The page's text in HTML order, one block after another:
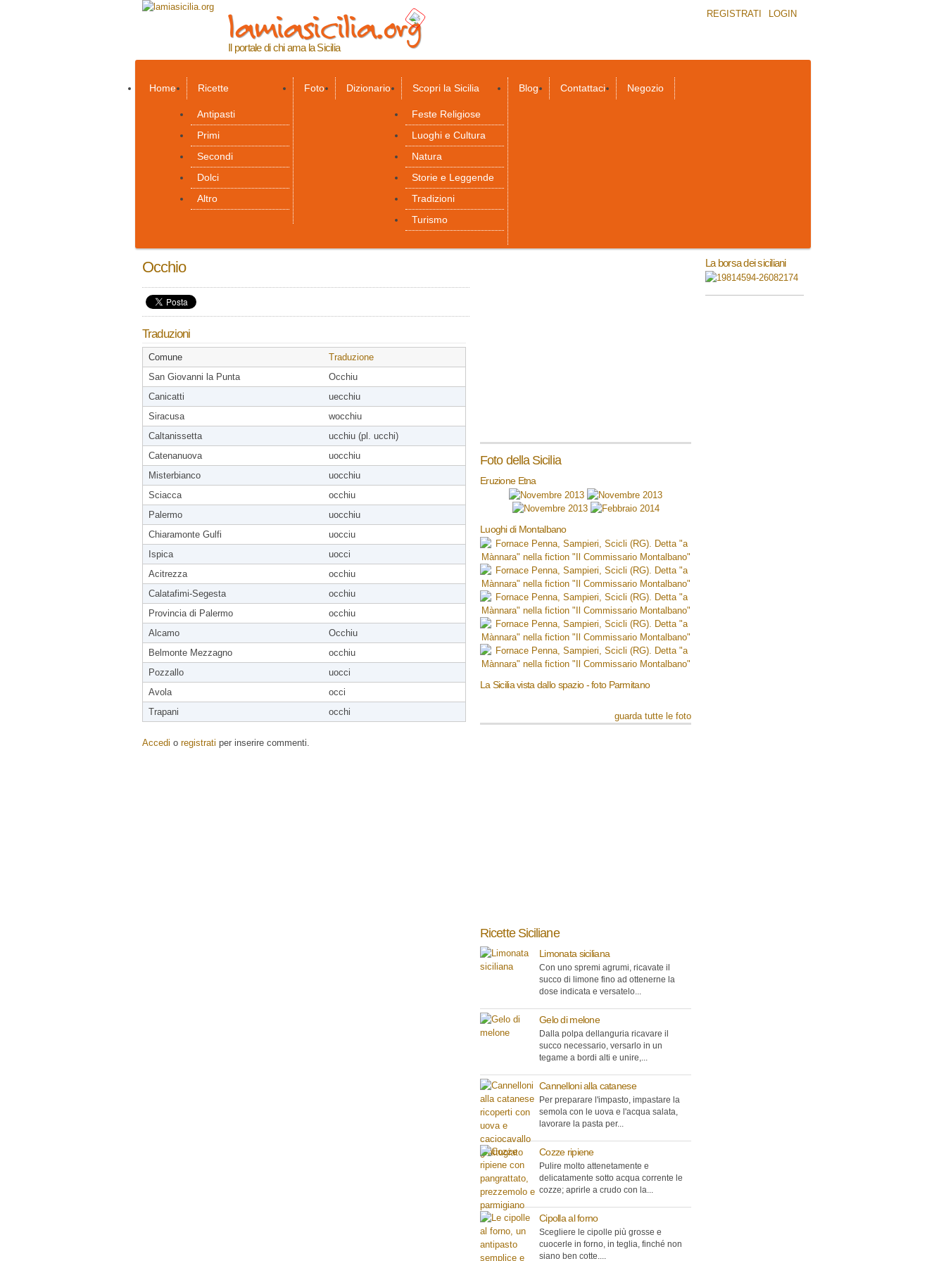
lamiasicilia.org
Il portale di chi ama la Sicilia
REGISTRATI LOGIN
Home Ricette
Antipasti
Primi
Secondi
Dolci
Altro
Foto Dizionario Scopri la Sicilia
Feste Religiose
Luoghi e Cultura
Natura
Storie e Leggende
Tradizioni
Turismo
Blog Contattaci Negozio
Occhio
Traduzioni
Comune
Traduzione
San Giovanni la Punta
Occhiu
Canicatti
uecchiu
Siracusa
wocchiu
Caltanissetta
ucchiu (pl. ucchi)
Catenanuova
uocchiu
Misterbianco
uocchiu
Sciacca
occhiu
Palermo
uocchiu
Chiaramonte Gulfi
uocciu
Ispica
uocci
Acitrezza
occhiu
Calatafimi-Segesta
occhiu
Provincia di Palermo
occhiu
Alcamo
Occhiu
Belmonte Mezzagno
occhiu
Pozzallo
uocci
Avola
occi
Trapani
occhi
Accedi o registrati per inserire commenti.
Foto della Sicilia
Eruzione Etna
Luoghi di Montalbano
La Sicilia vista dallo spazio - foto Parmitano
guarda tutte le foto
Ricette Siciliane
Limonata siciliana
Con uno spremi agrumi, ricavate il
succo di limone fino ad ottenerne la
dose indicata e versatelo...
Gelo di melone
Dalla polpa dellanguria ricavare il
succo necessario, versarlo in un
tegame a bordi alti e unire,...
Cannelloni alla catanese
Per preparare l'impasto, impastare la
semola con le uova e l'acqua salata,
lavorare la pasta per...
Cozze ripiene
Pulire molto attenetamente e
delicatamente sotto acqua corrente le
cozze; aprirle a crudo con la...
Cipolla al forno
Scegliere le cipolle più grosse e
cuocerle in forno, in teglia, finché non
siano ben cotte....
La borsa dei siciliani